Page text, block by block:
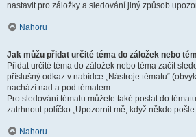
nastavit pro záložky a sledování jiný způsob
Nahoru
Jak můžu přidat určité téma do záložek nebo
Přidat určité téma do záložek nebo téma začít
příslušný odkaz v nabídce „Nástroje tématu“
nachází nad a pod tématem.
Pro sledování tématu můžete také poslat do
zatrhnout políčko „Upozornit mě, když někdo pošle
Nahoru